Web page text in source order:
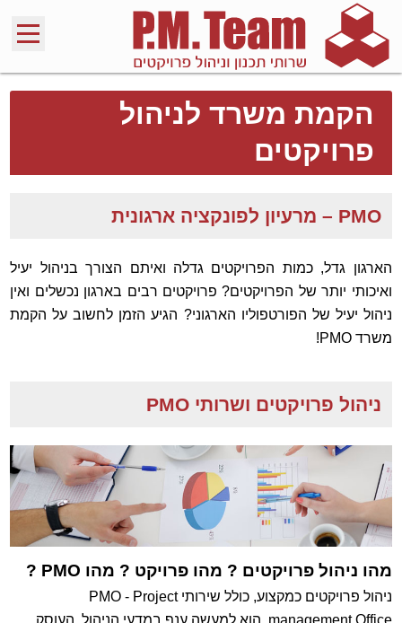
הקמת משרד לניהול
פרויקטים
PMO – מרעיון לפונקציה ארגונית
הארגון גדל, כמות הפרויקטים גדלה ואיתם הצורך בניהול יעיל
ואיכותי יותר של הפרויקטים? פרויקטים רבים בארגון נכשלים ואין
ניהול יעיל של הפורטפוליו הארגוני? הגיע הזמן לחשוב על הקמת
משרד PMO!
ניהול פרויקטים ושרותי PMO
מהו ניהול פרויקטים ? מהו פרויקט ? מהו PMO ?
ניהול פרויקטים כמקצוע, כולל שירותי PMO - Project